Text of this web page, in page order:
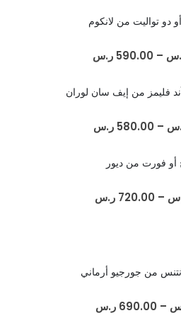
دو تواليت من لانكوم
–
590.00 ر.س
آند فليمز من إيف سان لوران
–
580.00 ر.س
فورت من ديور
–
720.00 ر.س
من جورجيو أرماني
–
690.00 ر.س